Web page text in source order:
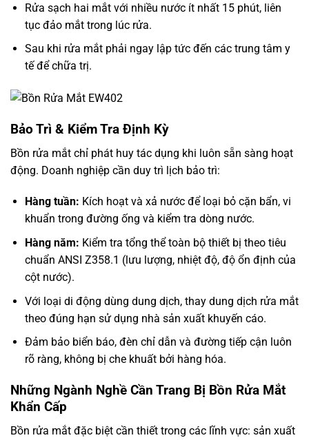
Rửa sạch hai mắt với nhiều nước ít nhất 15 phút, liên
tục đảo mắt trong lúc rửa.
Sau khi rửa mắt phải ngay lập tức đến các trung tâm y
tế để chữa trị.
Bảo Trì & Kiểm Tra Định Kỳ
Bồn rửa mắt chỉ phát huy tác dụng khi luôn sẵn sàng hoạt
động. Doanh nghiệp cần duy trì lịch bảo trì:
Hàng tuần: Kích hoạt và xả nước để loại bỏ cặn bẩn, vi
khuẩn trong đường ống và kiểm tra dòng nước.
Hàng năm: Kiểm tra tổng thể toàn bộ thiết bị theo tiêu
chuẩn ANSI Z358.1 (lưu lượng, nhiệt độ, độ ổn định của
cột nước).
Với loại di động dùng dung dịch, thay dung dịch rửa mắt
theo đúng hạn sử dụng nhà sản xuất khuyến cáo.
Đảm bảo biển báo, đèn chỉ dẫn và đường tiếp cận luôn
rõ ràng, không bị che khuất bởi hàng hóa.
Những Ngành Nghề Cần Trang Bị Bồn Rửa Mắt
Khẩn Cấp
Bồn rửa mắt đặc biệt cần thiết trong các lĩnh vực: sản xuất